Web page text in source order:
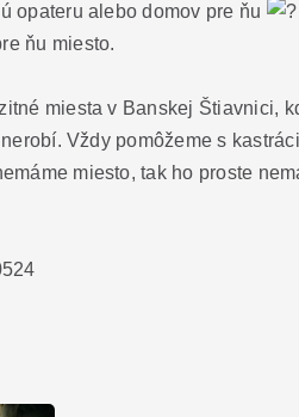
opateru alebo domov pre ňu
ňu miesto.
miesta v Banskej Štiavnici,
nerobí. Vždy pomôžeme s
miesto, tak ho proste